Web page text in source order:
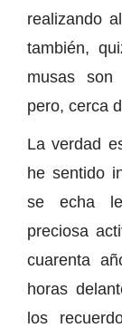
realizando
también,
musas son
pero, cerca
La verdad
he sentido
se echa
preciosa
cuarenta
horas
los